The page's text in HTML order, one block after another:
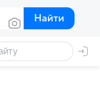
Найти
Найти